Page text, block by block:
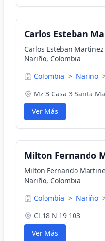
Carlos Esteban
Carlos Esteban
Nariño, Colombia
Colombia > Nariño
Mz 3 Casa 3 Santa
Ver Más
Milton Fernando
Milton Fernando
Nariño, Colombia
Colombia > Nariño
Cl 18 N 19 103
Ver Más